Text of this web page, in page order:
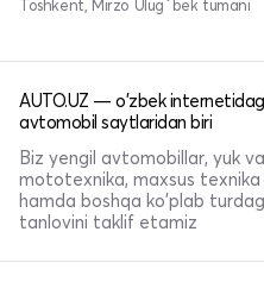
Toshkent, Mirzo Ulug`bek tumani
AUTO.UZ — o'zbek
avtomobil saytlaridan biri
Biz yengil avtomobillar, yuk
mototexnika, maxsus texnika
hamda boshqa ko'plab
tanlovini taklif etamiz